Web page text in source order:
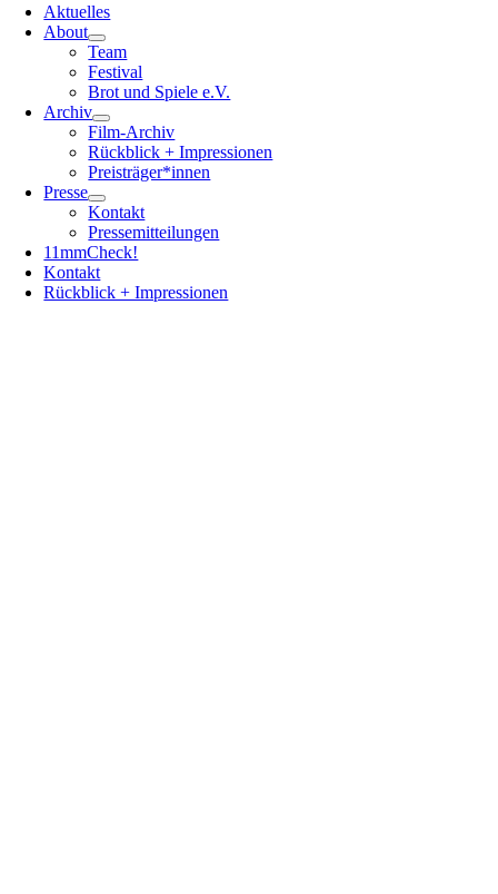
Aktuelles
About
Team
Festival
Brot und Spiele e.V.
Archiv
Film-Archiv
Rückblick + Impressionen
Preisträger*innen
Presse
Kontakt
Pressemitteilungen
11mmCheck!
Kontakt
Rückblick + Impressionen